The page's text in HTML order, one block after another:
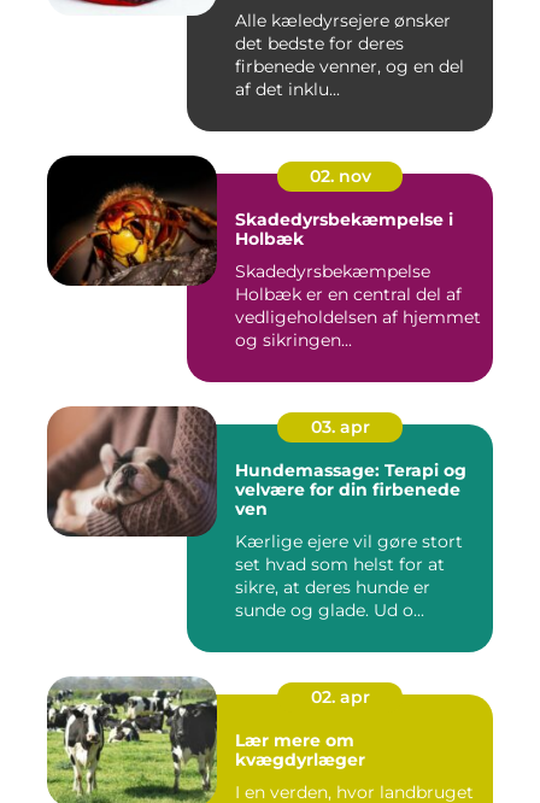
Alle kæledyrsejere ønsker
det bedste for deres
firbenede venner, og en del
af det inklu...
02. nov
Skadedyrsbekæmpelse i
Holbæk
Skadedyrsbekæmpelse
Holbæk er en central del af
vedligeholdelsen af hjemmet
og sikringen...
03. apr
Hundemassage: Terapi og
velvære for din firbenede
ven
Kærlige ejere vil gøre stort
set hvad som helst for at
sikre, at deres hunde er
sunde og glade. Ud o...
02. apr
Lær mere om
kvægdyrlæger
I en verden, hvor landbruget